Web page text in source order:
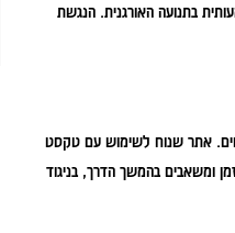
בתנועה האורגנית. הנגשת
אתר שנוח לשימוש עם טקסט
ומשאבים בהמשך הדרך, בניגוד